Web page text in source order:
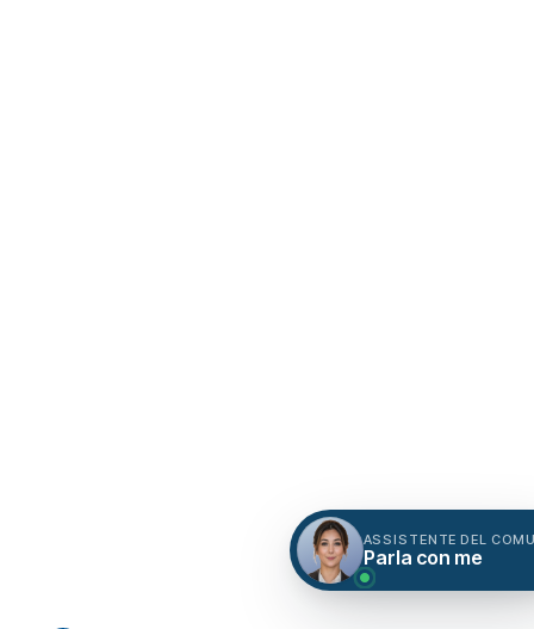
ASSISTENTE DEL
Parla con me